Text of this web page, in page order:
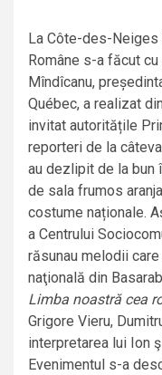
La Côte-des-
Române s-a făcut
Mîndîcanu,
Québec, a realizat
invitat autoritățile
reporteri de la
au dezlipit de la bun
de sala frumos
costume naționale.
a Centrului
răsunau melodii
naţională din
Limba noastră cea
Grigore Vieru,
interpretarea lui Ion
Evenimentul s-a